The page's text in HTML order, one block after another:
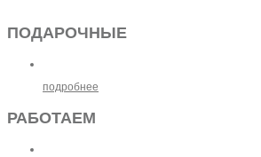
ПОДАРОЧНЫЕ
подробнее
РАБОТАЕМ